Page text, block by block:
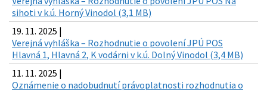
sihoti v k.ú. Horný Vinodol (3,1 MB)
19. 11. 2025 |
Verejná vyhláška – Rozhodnutie o povolení JPÚ POS
Hlavná 1, Hlavná 2, K vodárni v k.ú. Dolný Vinodol (3,4 MB)
11. 11. 2025 |
Oznámenie o nadobudnutí právoplatnosti rozhodnutia o